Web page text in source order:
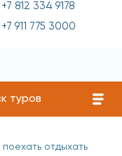
+7 812 334 9178
+7 911 775 3000
туров
поехать отдыхать